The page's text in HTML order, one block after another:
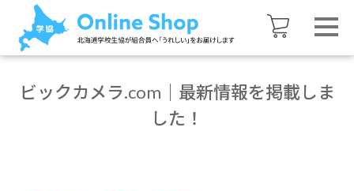
ビックカメラ.com｜最新情報を掲載しま
した！